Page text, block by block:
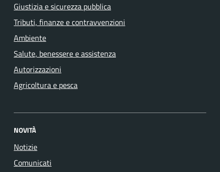
Giustizia e sicurezza pubblica
Tributi, finanze e contravvenzioni
Ambiente
Salute, benessere e assistenza
Autorizzazioni
Agricoltura e pesca
NOVITÀ
Notizie
Comunicati